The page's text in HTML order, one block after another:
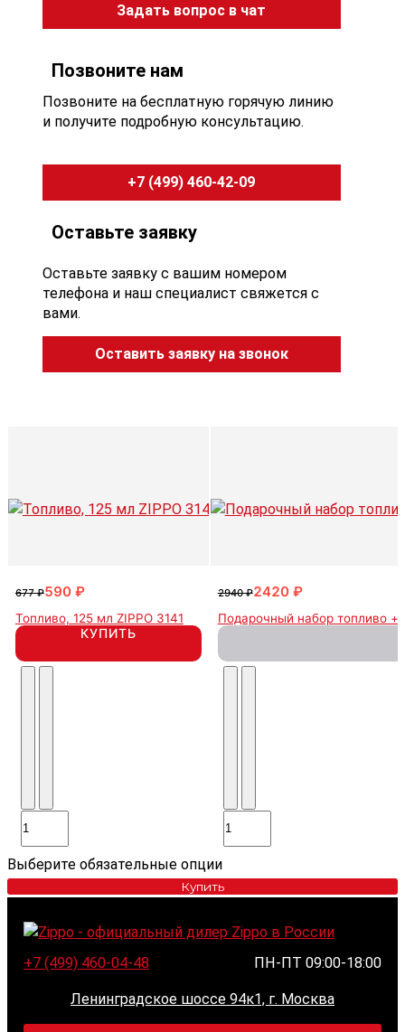
Задать вопрос в чат
Позвоните нам
Позвоните на бесплатную горячую линию
и получите подробную консультацию.
+7 (499) 460-42-09
Оставьте заявку
Оставьте заявку с вашим номером
телефона и наш специалист свяжется с
вами.
Оставить заявку на звонок
677 ₽590 ₽
Топливо, 125 мл ZIPPO 3141
КУПИТЬ
2940 ₽2420 ₽
Подарочный набор топливо +
Выберите обязательные опции
Купить
+7 (499) 460-04-48 ПН-ПТ 09:00-18:00
Ленинградское шоссе 94к1, г. Москва